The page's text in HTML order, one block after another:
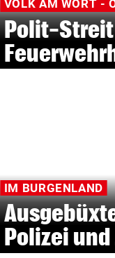
VOLK AM WORT -
Polit-Streit
IM BURGENLAND
Polizei und